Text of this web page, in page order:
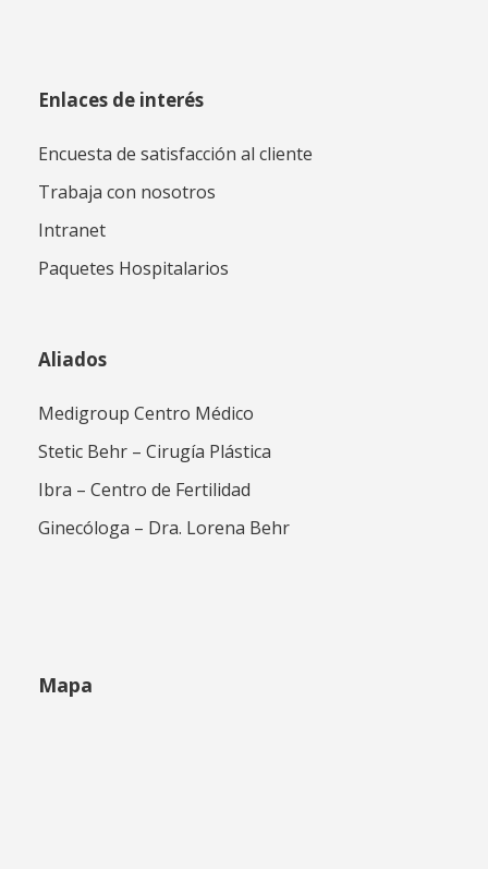
Enlaces de interés
Encuesta de satisfacción al cliente
Trabaja con nosotros
Intranet
Paquetes Hospitalarios
Aliados
Medigroup Centro Médico
Stetic Behr – Cirugía Plástica
Ibra – Centro de Fertilidad
Ginecóloga – Dra. Lorena Behr
Mapa